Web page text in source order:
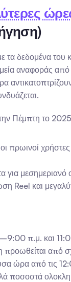
δεδομένα
αναφοράς
Πέμπτη το 2025
χρήστες
μεσημεριανό
και
π.μ. και
από
ώρα από τις
ποσοστά